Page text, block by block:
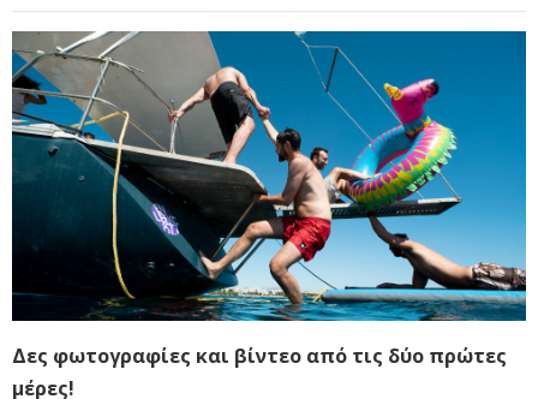
Δες φωτογραφίες και βίντεο από τις δύο πρώτες
μέρες!